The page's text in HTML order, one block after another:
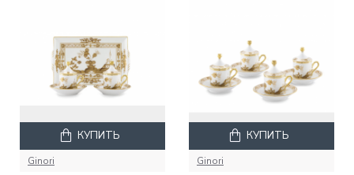
Ginori
КУПИТЬ
Ginori
КУПИТЬ